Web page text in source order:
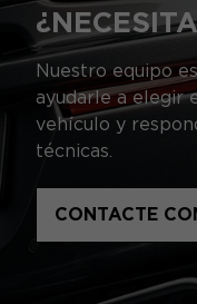
Nuestro equipo
ayudarle a elegir
vehículo y
técnicas.
CONTACTE